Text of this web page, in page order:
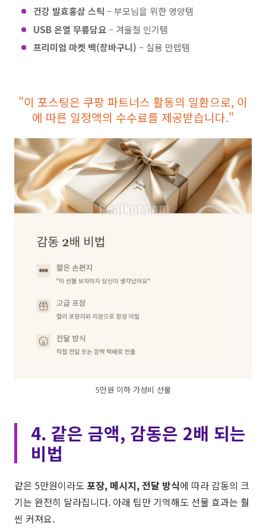
건강 발효홍삼 스틱 – 부모님을 위한 영양템
USB 온열 무릎담요– 겨울철 인기템
프리미엄 마켓 백(장바구니) – 실용 만렙템
"이 포스팅은 쿠팡 파트너스 활동의 일환으로, 이
에 따른 일정액의 수수료를 제공받습니다."
5만원 이하 가성비 선물
4. 같은 금액, 감동은 2배 되는
비법
같은 5만원이라도 포장, 메시지, 전달 방식에 따라 감동의 크
기는 완전히 달라집니다. 아래 팁만 기억해도 선물 효과는 훨
씬 커져요.